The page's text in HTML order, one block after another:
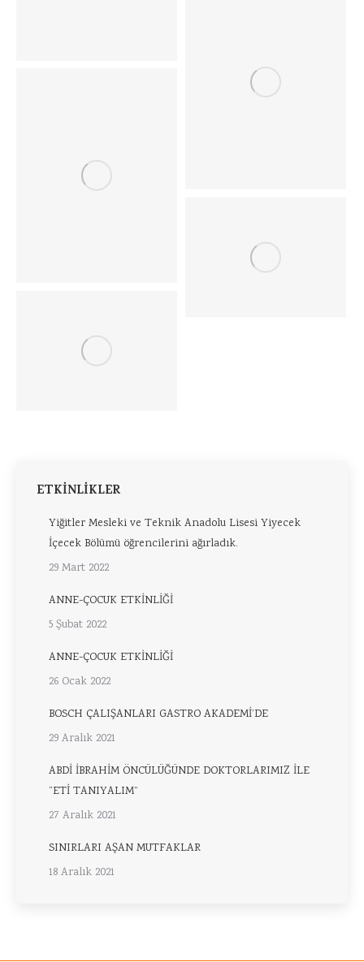
ETKİNLİKLER
Yiğitler Mesleki ve Teknik Anadolu Lisesi Yiyecek
İçecek Bölümü öğrencilerini ağırladık.
29 Mart 2022
ANNE-ÇOCUK ETKİNLİĞİ
5 Şubat 2022
ANNE-ÇOCUK ETKİNLİĞİ
26 Ocak 2022
BOSCH ÇALIŞANLARI GASTRO AKADEMİ’DE
29 Aralık 2021
ABDİ İBRAHİM ÖNCÜLÜĞÜNDE DOKTORLARIMIZ İLE
“ETİ TANIYALIM”
27 Aralık 2021
SINIRLARI AŞAN MUTFAKLAR
18 Aralık 2021